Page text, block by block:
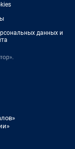
данных и